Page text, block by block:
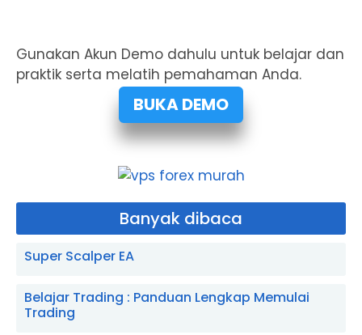
Gunakan Akun Demo dahulu untuk belajar dan
praktik serta melatih pemahaman Anda.
BUKA DEMO
Banyak dibaca
Super Scalper EA
Belajar Trading : Panduan Lengkap Memulai
Trading